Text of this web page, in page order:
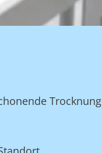
Trocknung